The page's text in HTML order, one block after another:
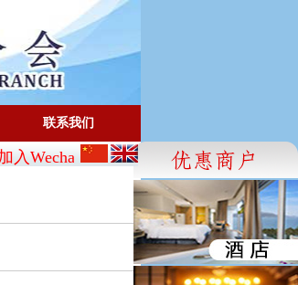
联系我们
Wechat: CBA_SG - FaceBook: